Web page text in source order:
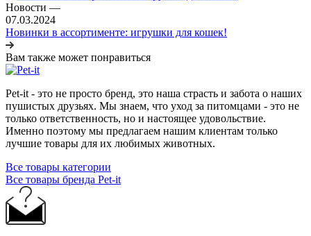
Новости —
07.03.2024
Новинки в ассортименте: игрушки для кошек!
Вам также может понравиться
Pet-it - это не просто бренд, это наша страсть и забота о наших
пушистых друзьях. Мы знаем, что уход за питомцами - это не
только ответственность, но и настоящее удовольствие.
Именно поэтому мы предлагаем нашим клиентам только
лучшие товары для их любимых животных.
Все товары категории
Все товары бренда Pet-it